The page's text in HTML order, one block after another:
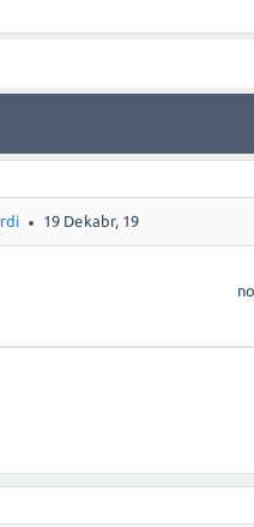
19 Dekabr, 19